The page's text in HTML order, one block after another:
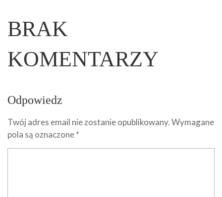
BRAK
KOMENTARZY
Odpowiedz
Twój adres email nie zostanie opublikowany.Wymagane
pola są oznaczone*